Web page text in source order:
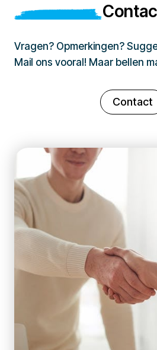
Vragen? Opmerkingen?
Mail ons vooral! Maar bellen
Contact